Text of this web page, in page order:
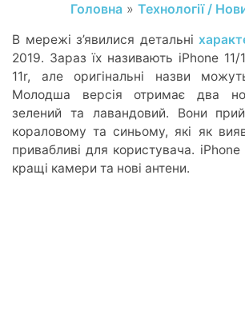
Головна » Технології /
В мережі з’явилися детальні
2019. Зараз їх називають iPhone
11r, але оригінальні назви
Молодша версія отримає два
зелений та лавандовий. Вони
кораловому та синьому, які як
привабливі для користувача.
кращі камери та нові антени.